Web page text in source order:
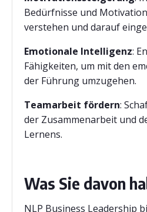
Bedürfnisse und
verstehen und darauf
Emotionale Intelligenz:
Fähigkeiten, um mit den
der Führung umzugehen.
Teamarbeit fördern:
der Zusammenarbeit und
Lernens.
Was Sie davon
NLP Business Leadership